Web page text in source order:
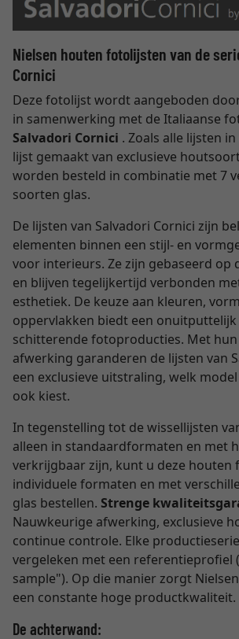
Nielsen houten fotolijsten van de
Cornici
Deze fotolijst wordt aangeboden
in samenwerking met de Italiaanse
Salvadori Cornici . Zoals alle lijsten
lijst gemaakt van exclusieve
worden besteld in combinatie met 7
soorten glas.
De lijsten van Salvadori Cornici zijn
elementen binnen een stijl- en
voor interieurs. Ze zijn gebaseerd op
en blijven tegelijkertijd verbonden
esthetiek. De keuze aan kleuren,
oppervlakken biedt een
schitterende fotoproducties. Met
afwerking garanderen de lijsten van
een exclusieve uitstraling, welk
ook kiest.
In tegenstelling tot de wissellijsten
alleen in standaardformaten en met
verkrijgbaar zijn, kunt u deze houten
individuele formaten en met
glas bestellen. Strenge
Nauwkeurige afwerking, exclusieve
continue controle. Elke
vergeleken met een referentieprofiel
sample"). Op die manier zorgt
een constante hoge productkwaliteit.
De achterwand: